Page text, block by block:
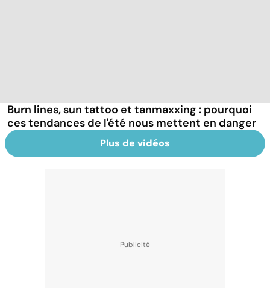
Burn lines, sun tattoo et tanmaxxing : pourquoi
ces tendances de l'été nous mettent en danger
Plus de vidéos